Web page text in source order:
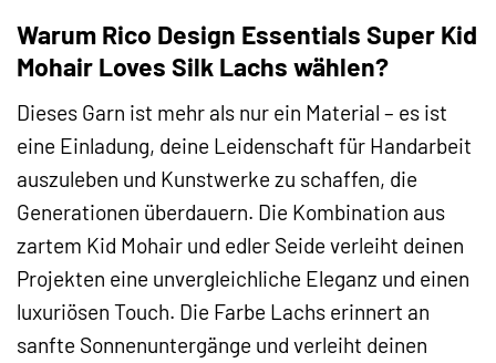
Warum Rico Design Essentials Super Kid
Mohair Loves Silk Lachs wählen?
Dieses Garn ist mehr als nur ein Material – es ist
eine Einladung, deine Leidenschaft für Handarbeit
auszuleben und Kunstwerke zu schaffen, die
Generationen überdauern. Die Kombination aus
zartem Kid Mohair und edler Seide verleiht deinen
Projekten eine unvergleichliche Eleganz und einen
luxuriösen Touch. Die Farbe Lachs erinnert an
sanfte Sonnenuntergänge und verleiht deinen